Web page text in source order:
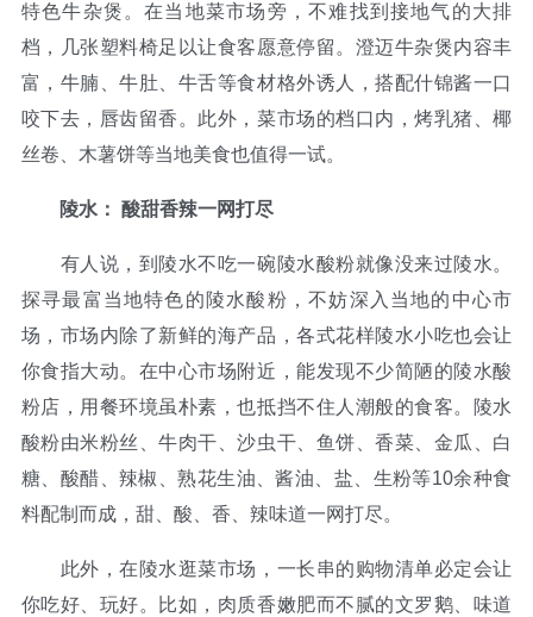
特色牛杂煲。在当地菜市场旁，不难找到接地气的大排
档，几张塑料椅足以让食客愿意停留。澄迈牛杂煲内容丰
富，牛腩、牛肚、牛舌等食材格外诱人，搭配什锦酱一口
咬下去，唇齿留香。此外，菜市场的档口内，烤乳猪、椰
丝卷、木薯饼等当地美食也值得一试。
陵水： 酸甜香辣一网打尽
有人说，到陵水不吃一碗陵水酸粉就像没来过陵水。
探寻最富当地特色的陵水酸粉，不妨深入当地的中心市
场，市场内除了新鲜的海产品，各式花样陵水小吃也会让
你食指大动。在中心市场附近，能发现不少简陋的陵水酸
粉店，用餐环境虽朴素，也抵挡不住人潮般的食客。陵水
酸粉由米粉丝、牛肉干、沙虫干、鱼饼、香菜、金瓜、白
糖、酸醋、辣椒、熟花生油、酱油、盐、生粉等10余种食
料配制而成，甜、酸、香、辣味道一网打尽。
此外，在陵水逛菜市场，一长串的购物清单必定会让
你吃好、玩好。比如，肉质香嫩肥而不腻的文罗鹅、味道